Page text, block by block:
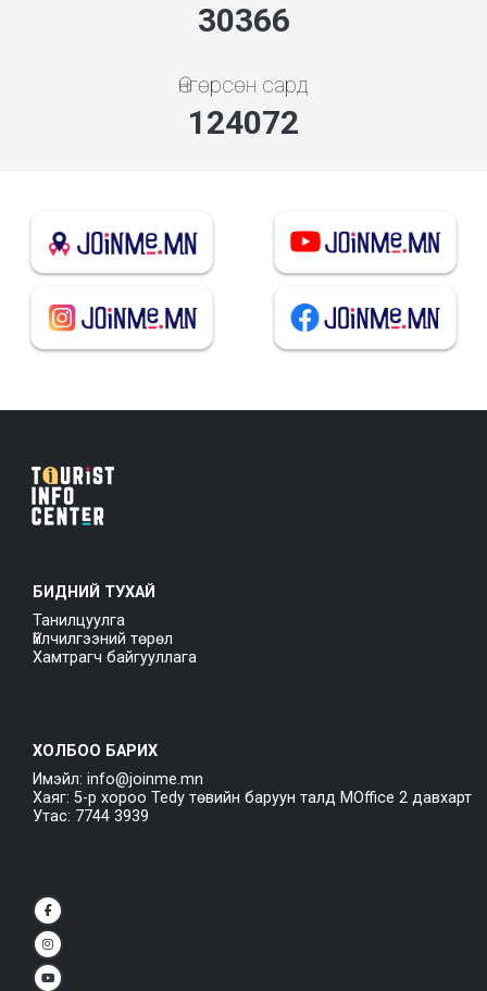
33740
Өнгөрсөн сард
137858
БИДНИЙ ТУХАЙ
Танилцуулга
Үйлчилгээний төрөл
Хамтрагч байгууллага
ХОЛБОО БАРИХ
Имэйл: info@joinme.mn
Хаяг: 5-р хороо Tedy төвийн баруун талд MOffice 2 давхарт
Утас: 7744 3939